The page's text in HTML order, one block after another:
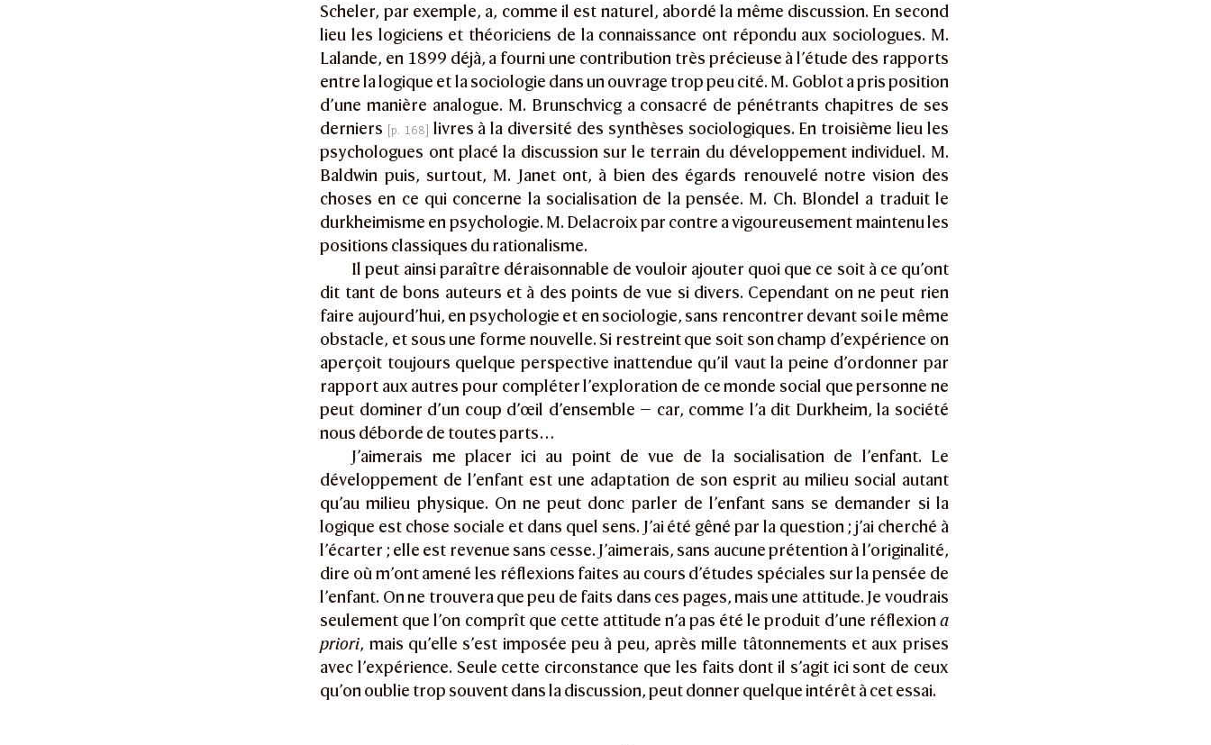
Scheler, par exemple, a, comme il est naturel, abordé la même discussion. En second
lieu les logiciens et théoriciens de la connaissance ont répondu aux sociologues. M.
Lalande, en 1899 déjà, a fourni une contribution très précieuse à l’étude des rapports
entre la logique et la sociologie dans un ouvrage trop peu cité. M. Goblot a pris position
d’une manière analogue. M. Brunschvicg a consacré de pénétrants chapitres de ses
derniers
livres à la diversité des synthèses sociologiques. En troisième lieu les
psychologues ont placé la discussion sur le terrain du développement individuel. M.
Baldwin puis, surtout, M. Janet ont, à bien des égards renouvelé notre vision des
choses en ce qui concerne la socialisation de la pensée. M. Ch. Blondel a traduit le
durkheimisme en psychologie. M. Delacroix par contre a vigoureusement maintenu les
positions classiques du rationalisme.
Il peut ainsi paraître déraisonnable de vouloir ajouter quoi que ce soit à ce qu’ont
dit tant de bons auteurs et à des points de vue si divers. Cependant on ne peut rien
faire aujourd’hui, en psychologie et en sociologie, sans rencontrer devant soi le même
obstacle, et sous une forme nouvelle. Si restreint que soit son champ d’expérience on
aperçoit toujours quelque perspective inattendue qu’il vaut la peine d’ordonner par
rapport aux autres pour compléter l’exploration de ce monde social que personne ne
peut dominer d’un coup d’œil d’ensemble — car, comme l’a dit Durkheim, la société
nous déborde de toutes parts…
J’aimerais me placer ici au point de vue de la socialisation de l’enfant. Le
développement de l’enfant est une adaptation de son esprit au milieu social autant
qu’au milieu physique. On ne peut donc parler de l’enfant sans se demander si la
logique est chose sociale et dans quel sens. J’ai été gêné par la question ; j’ai cherché à
l’écarter ; elle est revenue sans cesse. J’aimerais, sans aucune prétention à l’originalité,
dire où m’ont amené les réflexions faites au cours d’études spéciales sur la pensée de
l’enfant. On ne trouvera que peu de faits dans ces pages, mais une attitude. Je voudrais
seulement que l’on comprît que cette attitude n’a pas été le produit d’une réflexion a
priori, mais qu’elle s’est imposée peu à peu, après mille tâtonnements et aux prises
avec l’expérience. Seule cette circonstance que les faits dont il s’agit ici sont de ceux
qu’on oublie trop souvent dans la discussion, peut donner quelque intérêt à cet essai.